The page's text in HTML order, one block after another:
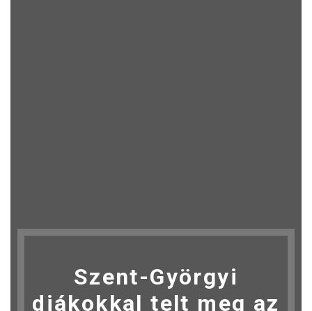
Szent-Györgyi
diákokkal telt meg az